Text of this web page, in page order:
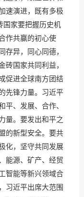
速演进，既有多极
国家要把握历史机
作共赢的初心使
存异，同心同德，
砖国家共同利益，
促进全球南方团结
先锋力量。习近平
平、发展、合作、
量。要发出和平之
的新型安全。要共
化，坚守共同发展
能源、矿产、经贸
智能等新兴领域合
习近平出席大范围